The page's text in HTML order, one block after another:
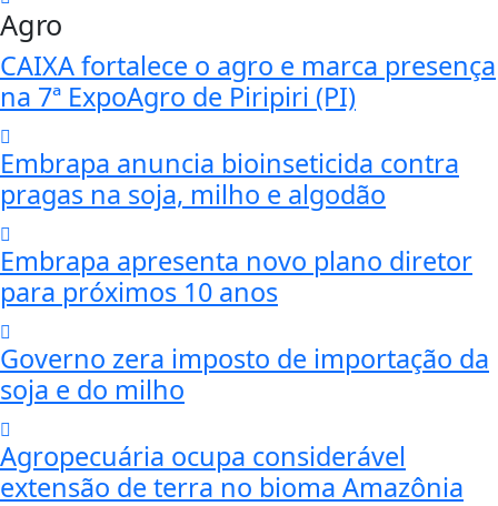
Agro
CAIXA fortalece o agro e marca presença
na 7ª ExpoAgro de Piripiri (PI)
Embrapa anuncia bioinseticida contra
pragas na soja, milho e algodão
Embrapa apresenta novo plano diretor
para próximos 10 anos
Governo zera imposto de importação da
soja e do milho
Agropecuária ocupa considerável
extensão de terra no bioma Amazônia